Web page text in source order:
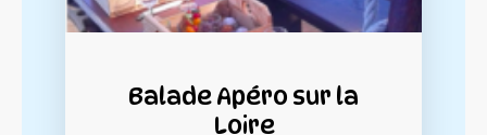
Balade Apéro sur la
Loire